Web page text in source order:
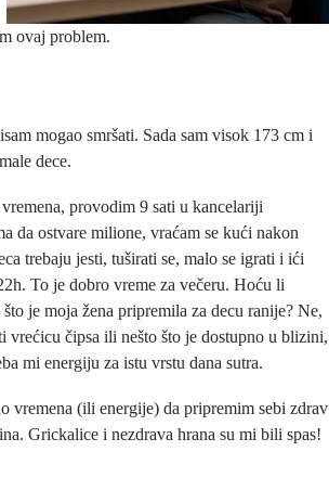
ovaj problem.
mogao smršati. Sada sam visok 173 cm i
dece.
provodim 9 sati u kancelariji
da ostvare milione, vraćam se kući nakon
trebaju jesti, tuširati se, malo se igrati i ići
To je dobro vreme za večeru. Hoću li
je moja žena pripremila za decu ranije? Ne,
čipsa ili nešto što je dostupno u blizini,
mi energiju za istu vrstu dana sutra.
vremena (ili energije) da pripremim sebi zdrav
Grickalice i nezdrava hrana su mi bili spas!